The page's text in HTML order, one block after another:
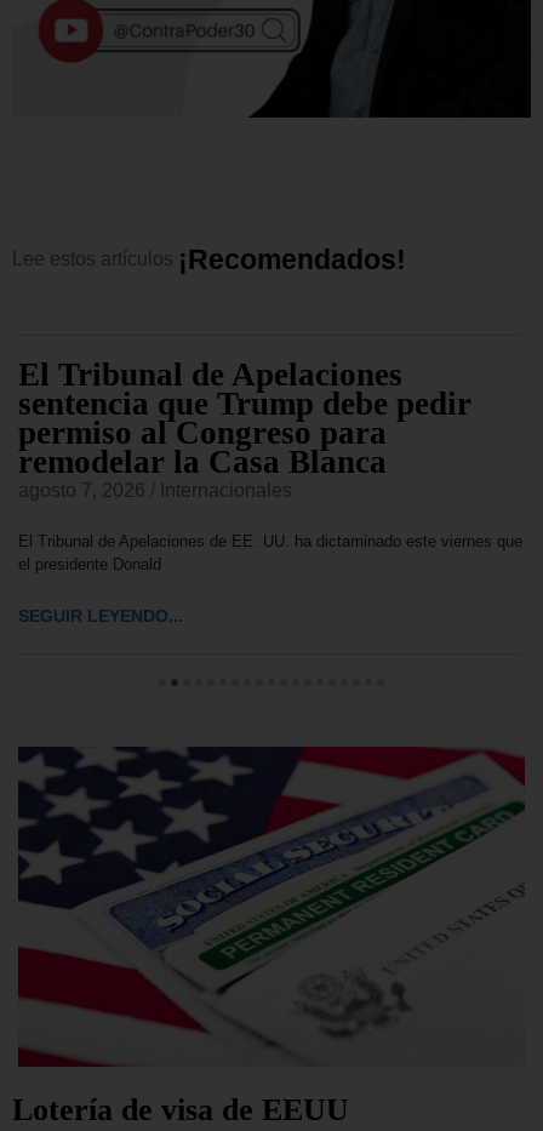
Lee estos artículos ¡Recomend ad os!
El Tribunal de Apelaciones
sentencia que Trump debe pedir
permiso al Congreso para
remodelar la Casa Blanca
agosto 7, 2026 Internacionales
El Tribunal de Apelaciones de EE. UU. ha dictaminado este viernes que
el presidente Donald
SEGUIR LEYENDO...
Lotería de visa de EEUU